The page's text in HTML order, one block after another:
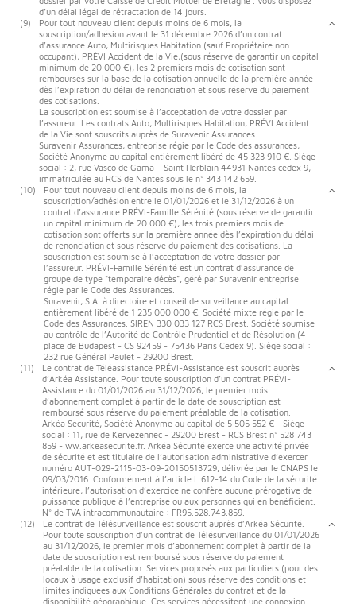
d’un délai légal de rétractation de 14 jours.
(9)
Pour tout nouveau client depuis moins de 6 mois, la
souscription/adhésion avant le 31 décembre 2026 d’un contrat
d’assurance Auto, Multirisques Habitation (sauf Propriétaire non
occupant), PRÉVI Accident de la Vie,(sous réserve de garantir un capital
minimum de 20 000 €), les 2 premiers mois de cotisation sont
remboursés sur la base de la cotisation annuelle de la première année
dès l’expiration du délai de renonciation et sous réserve du paiement
des cotisations.
La souscription est soumise à l’acceptation de votre dossier par
l’assureur. Les contrats Auto, Multirisques Habitation, PRÉVI Accident
de la Vie sont souscrits auprès de Suravenir Assurances.
Suravenir Assurances, entreprise régie par le Code des assurances,
Société Anonyme au capital entièrement libéré de 45 323 910 €. Siège
social : 2, rue Vasco de Gama – Saint Herblain 44931 Nantes cedex 9,
immatriculée au RCS de Nantes sous le n° 343 142 659.
(10)
Pour tout nouveau client depuis moins de 6 mois, la
souscription/adhésion entre le 01/01/2026 et le 31/12/2026 à un
contrat d’assurance PRÉVI-Famille Sérénité (sous réserve de garantir
un capital minimum de 20 000 €), les trois premiers mois de
cotisation sont offerts sur la première année dès l’expiration du délai
de renonciation et sous réserve du paiement des cotisations. La
souscription est soumise à l’acceptation de votre dossier par
l’assureur. PRÉVI-Famille Sérénité est un contrat d’assurance de
groupe de type "temporaire décès", géré par Suravenir entreprise
régie par le Code des Assurances.
Suravenir, S.A. à directoire et conseil de surveillance au capital
entièrement libéré de 1 235 000 000 €. Société mixte régie par le
Code des Assurances. SIREN 330 033 127 RCS Brest. Société soumise
au contrôle de l’Autorité de Contrôle Prudentiel et de Résolution (4
place de Budapest - CS 92459 - 75436 Paris Cedex 9). Siège social :
232 rue Général Paulet - 29200 Brest.
(11)
Le contrat de Téléassistance PRÉVI-Assistance est souscrit auprès
d’Arkéa Assistance. Pour toute souscription d’un contrat PRÉVI-
Assistance du 01/01/2026 au 31/12/2026, le premier mois
d’abonnement complet à partir de la date de souscription est
remboursé sous réserve du paiement préalable de la cotisation.
Arkéa Sécurité, Société Anonyme au capital de 5 505 552 € - Siège
social : 11, rue de Kervezennec - 29200 Brest - RCS Brest n° 528 743
859 - ww.arkeasecurite.fr. Arkéa Sécurité exerce une activité privée
de sécurité et est titulaire de l’autorisation administrative d’exercer
numéro AUT-029-2115-03-09-20150513729, délivrée par le CNAPS le
09/03/2016. Conformément à l’article L.612-14 du Code de la sécurité
intérieure, l’autorisation d’exercice ne confère aucune prérogative de
puissance publique à l’entreprise ou aux personnes qui en bénéficient.
N° de TVA intracommunautaire : FR95.528.743.859.
(12)
Le contrat de Télésurveillance est souscrit auprès d’Arkéa Sécurité.
Pour toute souscription d’un contrat de Télésurveillance du 01/01/2026
au 31/12/2026, le premier mois d’abonnement complet à partir de la
date de souscription est remboursé sous réserve du paiement
préalable de la cotisation. Services proposés aux particuliers (pour des
locaux à usage exclusif d’habitation) sous réserve des conditions et
limites indiquées aux Conditions Générales du contrat et de la
disponibilité géographique. Ces services nécessitent une connexion